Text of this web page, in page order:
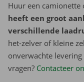
Huur een camionette
heeft een groot
verschillende
het-zelver of kleine
onverwachte
vragen? Contacteer